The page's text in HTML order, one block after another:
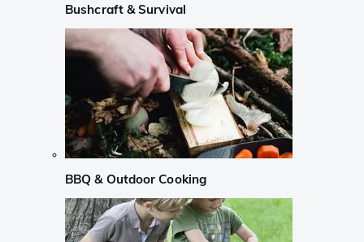
Bushcraft & Survival
BBQ & Outdoor Cooking